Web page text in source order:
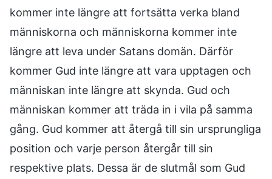
kommer inte längre att fortsätta verka bland
människorna och människorna kommer inte
längre att leva under Satans domän. Därför
kommer Gud inte längre att vara upptagen och
människan inte längre att skynda. Gud och
människan kommer att träda in i vila på samma
gång. Gud kommer att återgå till sin ursprungliga
position och varje person återgår till sin
respektive plats. Dessa är de slutmål som Gud